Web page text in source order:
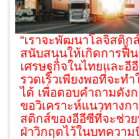
“เราจะพัฒนาโลจิสติก
สนับสนุนให้เกิดการฟื้
เศรษฐกิจในไทยและอี
รวดเร็วเพียงพอที่จะท
ได้ เพื่อตอบคำถามดัง
ขอวิเคราะห์แนวทางก
สติกส์ของอีอีซีที่จะช่วย
ฝ่าวิกฤตไว้ในบทความ